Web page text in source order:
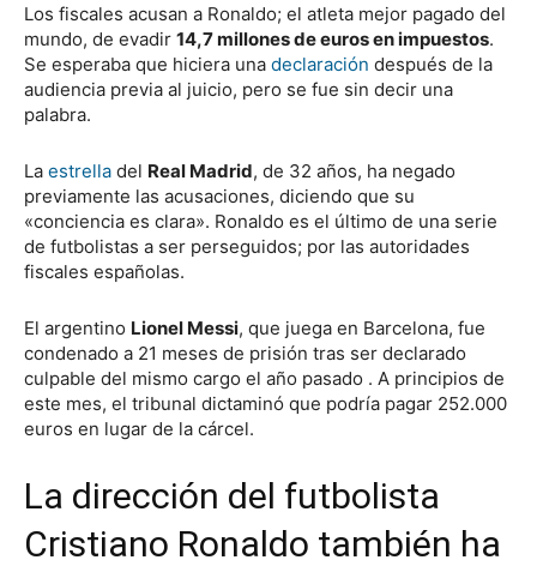
Los fiscales acusan a Ronaldo; el atleta mejor pagado del
mundo, de evadir 14,7 millones de euros en impuestos.
Se esperaba que hiciera una declaración después de la
audiencia previa al juicio, pero se fue sin decir una
palabra.
La estrella del Real Madrid, de 32 años, ha negado
previamente las acusaciones, diciendo que su
«conciencia es clara». Ronaldo es el último de una serie
de futbolistas a ser perseguidos; por las autoridades
fiscales españolas.
El argentino Lionel Messi, que juega en Barcelona, ​​fue
condenado a 21 meses de prisión tras ser declarado
culpable del mismo cargo el año pasado . A principios de
este mes, el tribunal dictaminó que podría pagar 252.000
euros en lugar de la cárcel.
La dirección del futbolista
Cristiano Ronaldo también ha